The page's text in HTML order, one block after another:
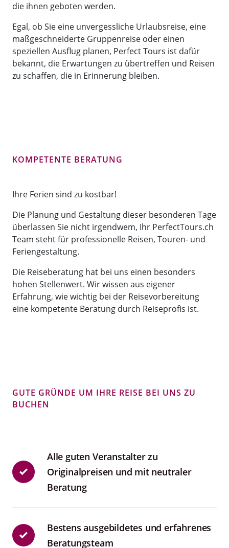
die ihnen geboten werden.
Egal, ob Sie eine unvergessliche Urlaubsreise, eine
maßgeschneiderte Gruppenreise oder einen
speziellen Ausflug planen, Perfect Tours ist dafür
bekannt, die Erwartungen zu übertreffen und Reisen
zu schaffen, die in Erinnerung bleiben.
KOMPETENTE BERATUNG
Ihre Ferien sind zu kostbar!
Die Planung und Gestaltung dieser besonderen Tage
überlassen Sie nicht irgendwem, Ihr PerfectTours.ch
Team steht für professionelle Reisen, Touren- und
Feriengestaltung.
Die Reiseberatung hat bei uns einen besonders
hohen Stellenwert. Wir wissen aus eigener
Erfahrung, wie wichtig bei der Reisevorbereitung
eine kompetente Beratung durch Reiseprofis ist.
GUTE GRÜNDE UM IHRE REISE BEI UNS ZU
BUCHEN
Alle guten Veranstalter zu
Originalpreisen und mit neutraler
Beratung
Bestens ausgebildetes und erfahrenes
Beratungsteam